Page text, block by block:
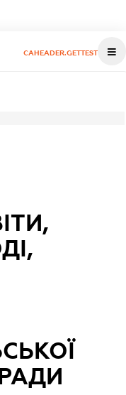
CAHEADER.GETTEST